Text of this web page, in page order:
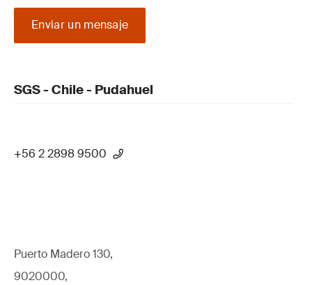
Enviar un mensaje
SGS - Chile - Pudahuel
+56 2 2898 9500
Puerto Madero 130,
9020000,